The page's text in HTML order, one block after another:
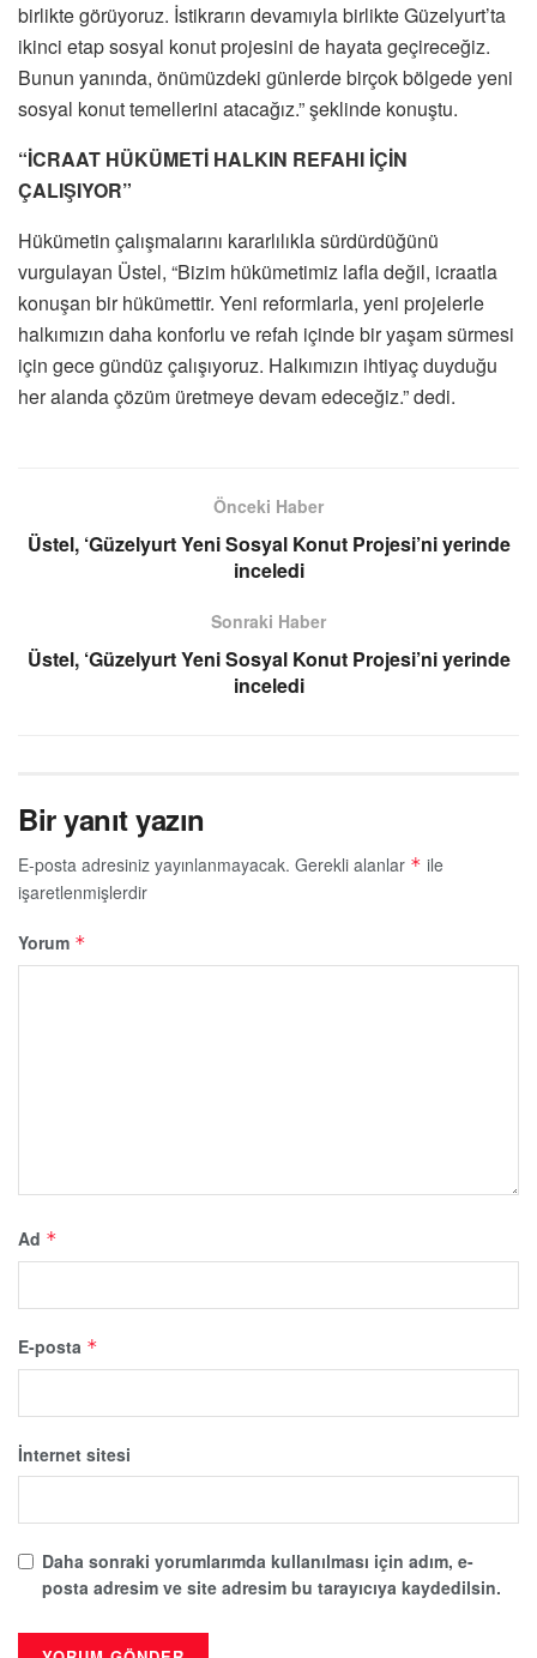
birlikte görüyoruz. İstikrarın devamıyla birlikte Güzelyurt’ta
ikinci etap sosyal konut projesini de hayata geçireceğiz.
Bunun yanında, önümüzdeki günlerde birçok bölgede yeni
sosyal konut temellerini atacağız.” şeklinde konuştu.
“İCRAAT HÜKÜMETİ HALKIN REFAHI İÇİN
ÇALIŞIYOR”
Hükümetin çalışmalarını kararlılıkla sürdürdüğünü
vurgulayan Üstel, “Bizim hükümetimiz lafla değil, icraatla
konuşan bir hükümettir. Yeni reformlarla, yeni projelerle
halkımızın daha konforlu ve refah içinde bir yaşam sürmesi
için gece gündüz çalışıyoruz. Halkımızın ihtiyaç duyduğu
her alanda çözüm üretmeye devam edeceğiz.” dedi.
Önceki Haber
Üstel, ‘Güzelyurt Yeni Sosyal Konut Projesi’ni yerinde
inceledi
Sonraki Haber
Üstel, ‘Güzelyurt Yeni Sosyal Konut Projesi’ni yerinde
inceledi
Bir yanıt yazın
E-posta adresiniz yayınlanmayacak. Gerekli alanlar * ile
işaretlenmişlerdir
Yorum *
Ad *
E-posta *
İnternet sitesi
Daha sonraki yorumlarımda kullanılması için adım, e-
posta adresim ve site adresim bu tarayıcıya kaydedilsin.